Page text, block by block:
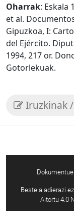
Oharrak: Eskala
et al.
Gipuzkoa, I:
del Ejército.
1994, 217 or.
Gotorlekuak.
Iruzkinak
Bestela adierazi
Aitortu 4.0